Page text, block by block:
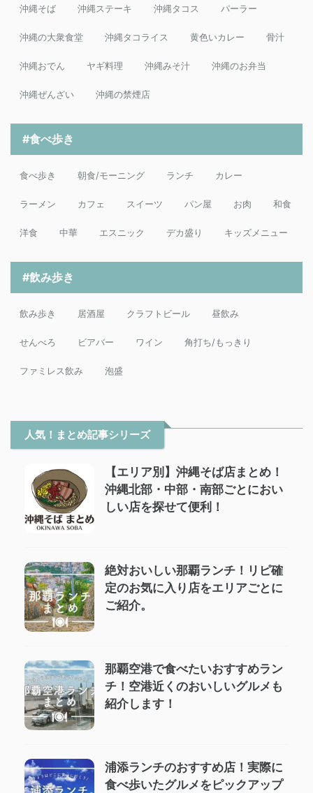
沖縄そば 沖縄ステーキ 沖縄タコス パーラー
沖縄の大衆食堂 沖縄タコライス 黄色いカレー 骨汁
沖縄おでん ヤギ料理 沖縄みそ汁 沖縄のお弁当
沖縄ぜんざい 沖縄の禁煙店
#食べ歩き
食べ歩き 朝食/モーニング ランチ カレー
ラーメン カフェ スイーツ パン屋 お肉 和食
洋食 中華 エスニック デカ盛り キッズメニュー
#飲み歩き
飲み歩き 居酒屋 クラフトビール 昼飲み
せんべろ ビアバー ワイン 角打ち/もっきり
ファミレス飲み 泡盛
人気！まとめ記事シリーズ
【エリア別】沖縄そば店まとめ！
沖縄北部・中部・南部ごとにおい
しい店を探せて便利！
絶対おいしい那覇ランチ！リピ確
定のお気に入り店をエリアごとに
ご紹介。
那覇空港で食べたいおすすめラン
チ！空港近くのおいしいグルメも
紹介します！
浦添ランチのおすすめ店！実際に
食べ歩いたグルメをピックアップ